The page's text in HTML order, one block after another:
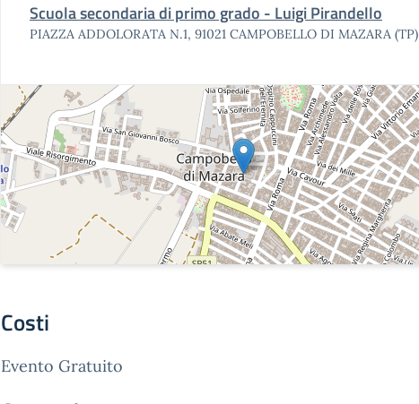
Scuola secondaria di primo grado - Luigi Pirandello
PIAZZA ADDOLORATA N.1, 91021 CAMPOBELLO DI MAZARA (TP)
Costi
Evento Gratuito